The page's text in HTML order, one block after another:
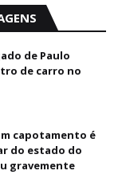
de Paulo
de carro no
capotamento é
do estado do
gravemente